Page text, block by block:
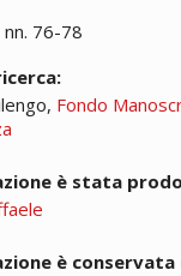
nn. 76-78
Fondo
è stata
è conservata